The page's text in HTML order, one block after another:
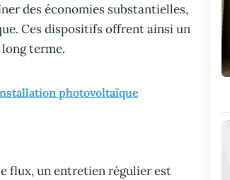
des économies substantielles,
Ces dispositifs offrent ainsi un
terme.
photovoltaïque
flux, un entretien régulier est